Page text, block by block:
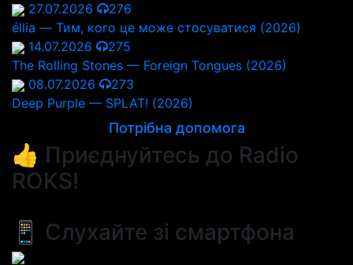
27.07.2026
276
éllia — Тим, кого це може стосуватися (2026)
14.07.2026
275
The Rolling Stones — Foreign Tongues (2026)
08.07.2026
273
Deep Purple — SPLAT! (2026)
Потрібна допомога
👍 Приєднуйтесь до Radio
ROKS!
📱 Слухайте зі смартфона